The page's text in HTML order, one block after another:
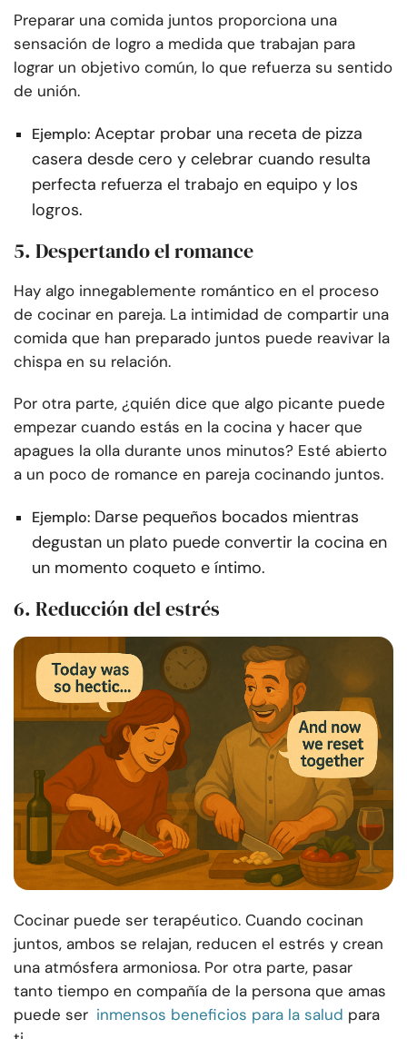
Preparar una comida juntos proporciona una
sensación de logro a medida que trabajan para
lograr un objetivo común, lo que refuerza su sentido
de unión.
Ejemplo: Aceptar probar una receta de pizza
casera desde cero y celebrar cuando resulta
perfecta refuerza el trabajo en equipo y los
logros.
5. Despertando el romance
Hay algo innegablemente romántico en el proceso
de cocinar en pareja. La intimidad de compartir una
comida que han preparado juntos puede reavivar la
chispa en su relación.
Por otra parte, ¿quién dice que algo picante puede
empezar cuando estás en la cocina y hacer que
apagues la olla durante unos minutos? Esté abierto
a un poco de romance en pareja cocinando juntos.
Ejemplo: Darse pequeños bocados mientras
degustan un plato puede convertir la cocina en
un momento coqueto e íntimo.
6. Reducción del estrés
Cocinar puede ser terapéutico. Cuando cocinan
juntos, ambos se relajan, reducen el estrés y crean
una atmósfera armoniosa. Por otra parte, pasar
tanto tiempo en compañía de la persona que amas
puede ser inmensos beneficios para la salud para